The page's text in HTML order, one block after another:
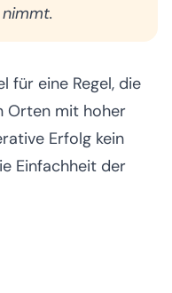
für eine Regel, die
Orten mit hoher
Erfolg kein
Einfachheit der